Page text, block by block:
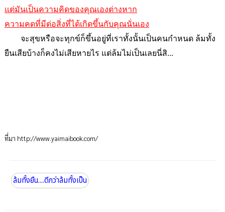
แต่มันเป็นความคิดของคุณเองต่างหาก
ความคดที่มีต่อสิ่งที่ได้เกิดขึ้นกับคุณนั่นเอง
จะสุขหรือจะทุกข์ก็ขึ้นอยู่ที่เราทั้งนั้นเป็นคนกำหนด ล้มทั้ง
ยืนเสียบ้างก็คงไม่เสียหายไร แต่ล้มไม่เป็นเลยนี่สิ...
ที่มา http://www.yaimaibook.com/
ล้มทั้งยืน....ดีกว่าล้มทั้งเป็น